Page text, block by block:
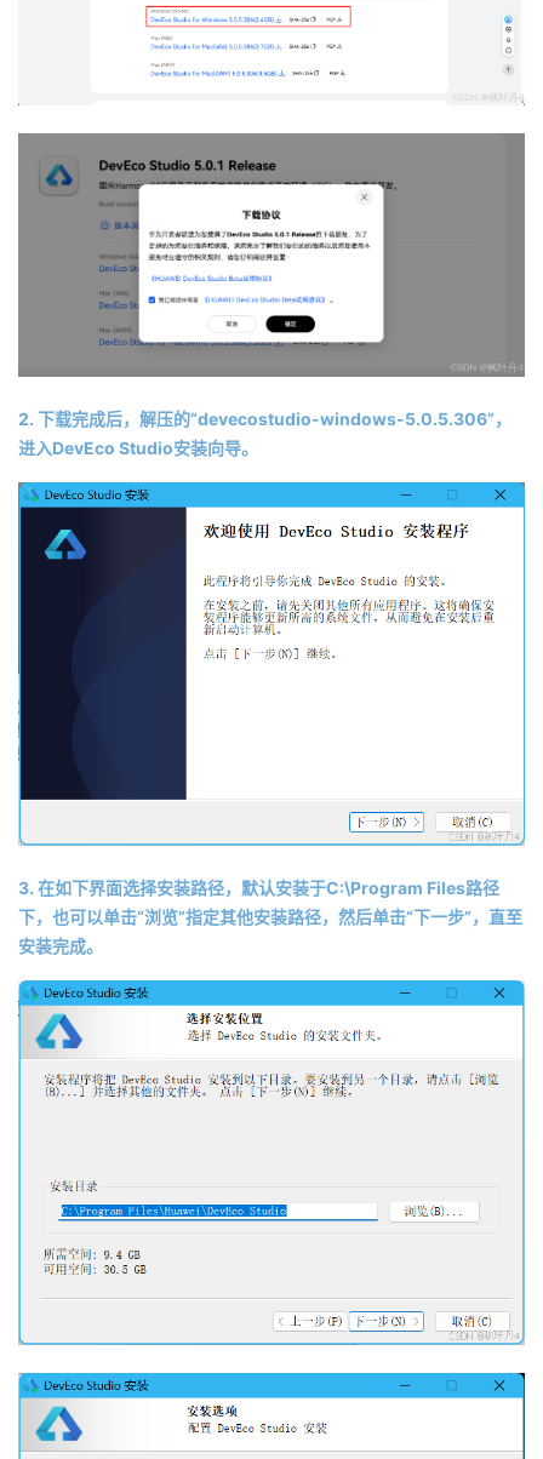
2. 下载完成后，解压的“devecostudio-windows-5.0.5.306”，
进入DevEco Studio安装向导。
3. 在如下界面选择安装路径，默认安装于C:\Program Files路径
下，也可以单击“浏览”指定其他安装路径，然后单击“下一步”，直至
安装完成。